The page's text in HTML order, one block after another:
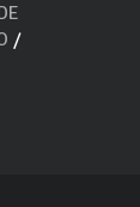
/